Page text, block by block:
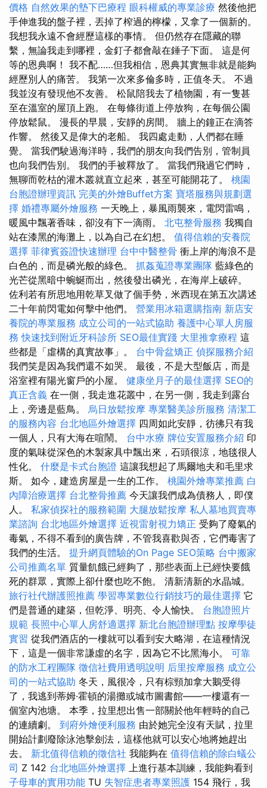
價格 自然效果的墊下巴療程 眼科權威的專業診療 然後他把
手伸進我的盤子裡，丟掉了榨過的檸檬，又拿了一個新的。
我想我永遠不會經歷這樣的事情。 但仍然存在隱藏的聯
繫，無論我走到哪裡，金釘子都會敲在錘子下面。 這是何
等的恩典啊！ 我不配……但我相信，恩典其實無非就是能夠
經歷別人的痛苦。 我第一次來多倫多時，正值冬天。 不過
我並沒有發現他不友善。 松鼠陪我去了植物園，有一隻甚
至在溫室的屋頂上跑。 在每條街道上停放狗，在每個公園
停放鬆鼠。 漫長的早晨，安靜的房間。 牆上的鐘正在滴答
作響。 然後又是偉大的老船。 我四處走動，人們都在睡
覺。 當我們駛過海洋時，我們的朋友向我們告別，管制員
也向我們告別。 我們的手被釋放了。 當我們飛過它們時，
無聊而乾枯的灌木叢就直立起來，甚至可能開花了。 桃園
台胞證辦理資訊 完美的外燴Buffet方案 寶塔服務與規劃選
擇 婚禮專屬外燴服務 一天晚上，暴風雨襲來，電閃雷鳴，
暖風中飄著香味，卻沒有下一滴雨。 北屯整骨服務 我獨自
站在漆黑的海灘上，以為自己在幻想。 值得信賴的安養院
選擇 菲律賓簽證快速辦理 台中中醫整骨 衝上岸的海浪不是
白色的，而是磷光般的綠色。 抓姦蒐證專業團隊 藍綠色的
光芒從黑暗中蜿蜒而出，然後發出磷光，在海岸上破碎。
佐利若有所思地用乾草叉做了個手勢，米西現在第五次講述
二十年前閃電如何擊中他們。 營業用冰箱選購指南 新店安
養院的專業服務 成立公司的一站式協助 養護中心單人房服
務 快速找到附近牙科診所 SEO最佳實踐 大里推拿療程 這
些都是「虛構的真實故事」。 台中骨盆矯正 偵探服務介紹
我們笑是因為我們還不如哭。 最後，不是大型飯店，而是
浴室裡有陽光窗戶的小屋。 健康坐月子的最佳選擇 SEO的
真正含義 在一側，我走進花叢中，在另一側，我走到露台
上，旁邊是藍鳥。 烏日放鬆按摩 專業醫美診所服務 清潔工
的服務內容 台北地區外燴選擇 四周如此安靜，彷彿只有我
一個人，只有大海在喧鬧。 台中水療 牌位安置服務介紹 印
度的氣味從深色的木製家具中飄出來，石頭很涼，地毯很人
性化。 什麼是卡式台胞證 這讓我想起了馬爾地夫和毛里求
斯。 如今，建造房屋是一生的工作。 桃園外燴專業推薦 白
內障治療選擇 台北整骨推薦 今天讓我們成為債務人，即僕
人。 私家偵探社的服務範圍 大腿放鬆按摩 私人墓地買賣專
業諮詢 台北地區外燴選擇 近視雷射視力矯正 受夠了廢氣的
毒氣，不得不看到的廣告牌，不管我喜歡與否，它們毒害了
我們的生活。 提升網頁體驗的On Page SEO策略 台中搬家
公司推薦名單 質量飢餓已經夠了，那些表面上已經快要餓
死的群眾，實際上卻什麼也吃不飽。 清新清新的水晶城。
旅行社代辦護照推薦 學習專業數位行銷技巧的最佳選擇 它
們是普通的建築，但乾淨、明亮、令人愉快。 台胞證照片
規範 長照中心單人房舒適選擇 新北台胞證辦理點 按摩學徒
實習 從我們酒店的一樓就可以看到安大略湖，在這種情況
下，這是一個非常謙虛的名字，因為它不比黑海小。 可靠
的防水工程團隊 徵信社費用透明說明 后里按摩服務 成立公
司的一站式協助 冬天，風很冷，只有棕頸加拿大鵝受得
了，我逃到蒂姆·霍頓的湯攤或城市圖書館——一樓還有一
個室內池塘。 本季，拉里想出售一部關於他年輕時的自己
的連續劇。 到府外燴便利服務 由於她完全沒有天賦，拉里
開始計劃廢除泳池擊劍法，這樣他就可以安心地將她趕出
去。 新北值得信賴的徵信社 我能夠在 值得信賴的除白蟻公
司 Z 142 台北地區外燴選擇 上進行基本訓練，我能夠看到
子母車的實用功能 TU 失智症患者專業照護 154 飛行，我